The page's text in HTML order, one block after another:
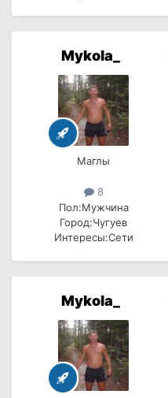
Mykola_
Маглы
8
Пол:Мужчина
Город:Чугуев
Интересы:Сети
Mykola_